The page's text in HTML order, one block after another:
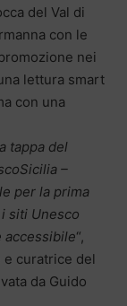
del Val di
con le
nei
lettura smart
con una
tappa del
–
per la prima
siti Unesco
accessibile“,
e curatrice del
da Guido